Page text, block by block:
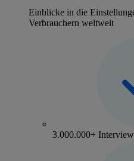
Einblicke in die
Verbrauchern weltweit
3.000.000+